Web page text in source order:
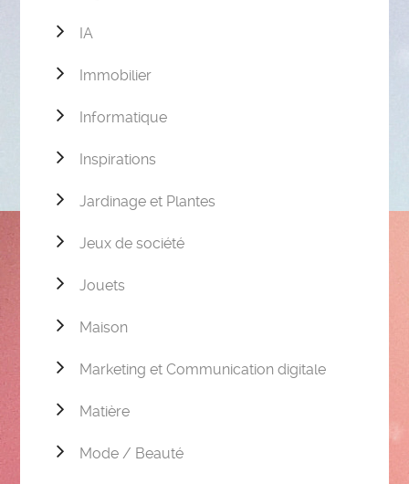
IA
Immobilier
Informatique
Inspirations
Jardinage et Plantes
Jeux de société
Jouets
Maison
Marketing et Communication digitale
Matière
Mode / Beauté